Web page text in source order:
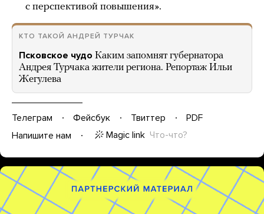
с перспективой повышения».
КТО ТАКОЙ АНДРЕЙ ТУРЧАК
Псковское чудо Каким запомнят губернатора
Андрея Турчака жители региона. Репортаж Ильи
Жегулева
Телеграм Фейсбук Твиттер
PDF
Напишите нам
Magic link Что-что?